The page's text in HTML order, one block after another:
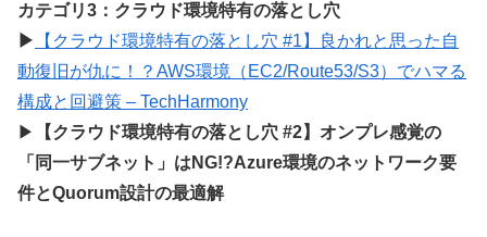
カテゴリ3：クラウド環境特有の落とし穴
▶
【クラウド環境特有の落とし穴 #1】良かれと思った自
動復旧が仇に！？AWS環境（EC2/Route53/S3）でハマる
構成と回避策 – TechHarmony
▶
【クラウド環境特有の落とし穴 #2】オンプレ感覚の
「同一サブネット」はNG!?Azure環境のネットワーク要
件とQuorum設計の最適解